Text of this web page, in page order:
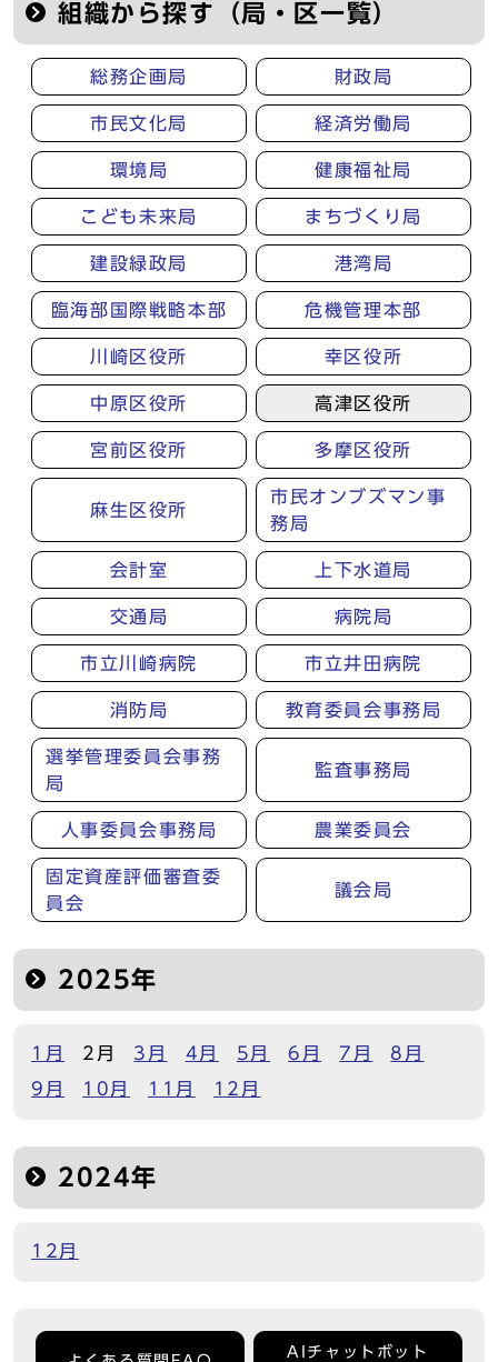
組織から探す（局・区一覧）
総務企画局 財政局
市民文化局 経済労働局
環境局 健康福祉局
こども未来局 まちづくり局
建設緑政局 港湾局
臨海部国際戦略本部 危機管理本部
川崎区役所 幸区役所
中原区役所 高津区役所
宮前区役所 多摩区役所
麻生区役所
市民オンブズマン事
務局
会計室 上下水道局
交通局 病院局
市立川崎病院 市立井田病院
消防局 教育委員会事務局
選挙管理委員会事務
局
監査事務局
人事委員会事務局 農業委員会
固定資産評価審査委
員会
議会局
2025年
1月 2月 3月 4月 5月 6月 7月
8月
9月
10月 11月 12月
2024年
12月
AIチャットボット